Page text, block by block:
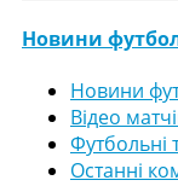
Новини
Новини
Відео
Футбольні
Останні